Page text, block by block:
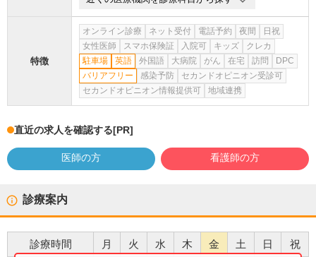
特徴
オンライン診療 ネット受付 電話予約 夜間
日祝
女性医師
スマホ保険証 入院可 キッズ
クレカ
駐車場
英語 外国語 大病院 がん 在宅 訪問
DPC
バリアフリー
感染予防
セカンドオピニオン受診可
セカンドオピニオン情報提供可
地域連携
直近の求人を確認する[PR]
医師の方 看護師の方
診療案内
診療時間 月 火 水 木 金 土 日 祝